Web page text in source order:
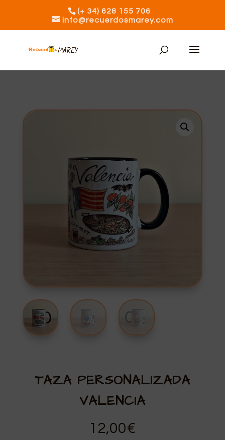
(+ 34) 628 155 706
info@recuerdosmarey.com
TAZA PERSONALIZADA
VALENCIA
12,00€